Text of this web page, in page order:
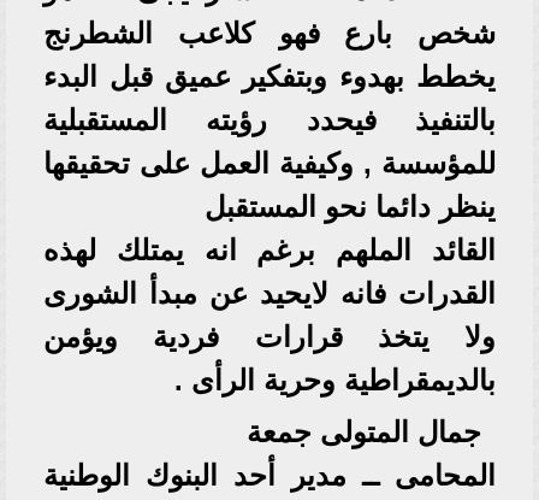
شخص بارع فهو كلاعب الشطرنج
يخطط بهدوء وبتفكير عميق قبل البدء
بالتنفيذ فيحدد رؤيته المستقبلية
للمؤسسة , وكيفية العمل على تحقيقها
ينظر دائما نحو المستقبل
القائد الملهم برغم انه يمتلك لهذه
القدرات فانه لايحيد عن مبدأ الشورى
ولا يتخذ قرارات فردية ويؤمن
بالديمقراطية وحرية الرأى .
جمال المتولى جمعة
المحامى ــ مدير أحد البنوك الوطنية